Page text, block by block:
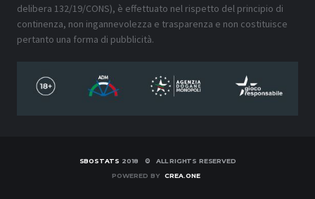
delibera 132/19/CONS), è effettuato nel rispetto del principio di
continenza, non ingannevolezza e trasparenza e non costituisce
pertanto una forma di pubblicità.
SBOSTATS 2018 © ALL RIGHTS RESERVED
POWERED BY
CREA.ONE